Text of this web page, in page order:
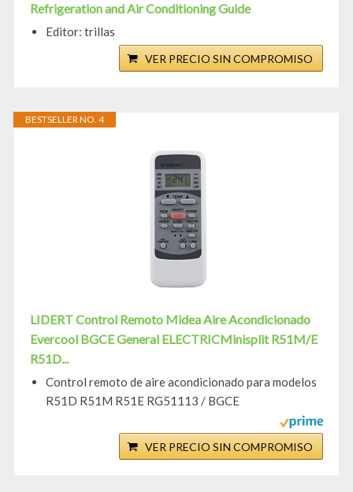
Refrigeration and Air Conditioning Guide
Editor: trillas
VER PRECIO SIN COMPROMISO
BESTSELLER NO. 4
LIDERT Control Remoto Midea Aire Acondicionado
Evercool BGCE General ELECTRICMinisplit R51M/E
R51D...
Control remoto de aire acondicionado para modelos
R51D R51M R51E RG51113 / BGCE
VER PRECIO SIN COMPROMISO